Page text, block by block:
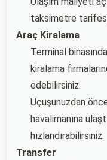
taksimetre
Araç Kiralama
Terminal
kiralama
edebilirsiniz.
Uçuşunuzdan
havalimanına
hızlandırabilirsiniz.
Transfer